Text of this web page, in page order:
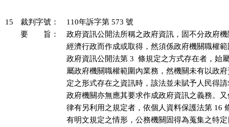
15 裁判字號：
110年訴字第 573 號
要 旨：
政府資訊公開法所稱之政府資訊，固不分政府
經濟行政而作成或取得，然須係政府機關職權
政府資訊公開法第 3  條規定之方式存在者，始
屬政府機關職權範圍內業務，然機關未有以政
定之形式存在之資訊時，該法並未賦予人民得
政府機關亦無應其要求作成政府資訊之義務。
律有另利用之規定者，依個人資料保護法第 16
有明文規定之情形，公務機關固得為蒐集之特